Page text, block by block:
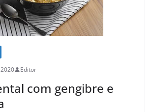
Editor
com gengibre e